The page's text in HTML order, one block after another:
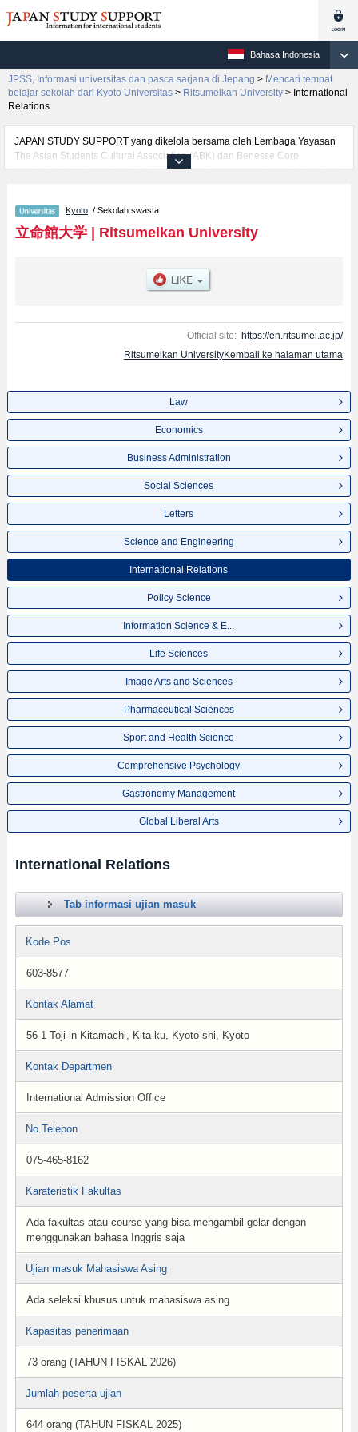
Bahasa Indonesia
JPSS, Informasi universitas dan pasca sarjana di Jepang > Mencari tempat
belajar sekolah dari Kyoto Universitas > Ritsumeikan University > International
Relations
JAPAN STUDY SUPPORT yang dikelola bersama oleh Lembaga Yayasan
The Asian Students Cultural Association (ABK) dan Benesse Corp.
menyediakan informasi sekitar 1300 universitas, pascasarjana, universitas
informasi per fakultas seperti Fakultas LawatauFakultas
EconomicsatauFakultas Business AdministrationatauFakultas Social
SciencesatauFakultas LettersatauFakultas Science and
ScienceatauFakultas Information Science & EngineeringatauFakultas Life
SciencesatauFakultas Image Arts and SciencesatauFakultas
yang berguna bagi mahasiswa(i) mancanegara seperti kuota untuk jumlah
pendaftar dan jumlah kelulusan ujian masuk mahasiswa(i) mancanegara,
Kyoto / Sekolah swasta
立命館大学| Ritsumeikan University
Official site: https://en.ritsumei.ac.jp/
Ritsumeikan UniversityKembali ke halaman utama
Law
Economics
Business Administration
Social Sciences
Letters
Science and Engineering
International Relations
Policy Science
Information Science & E...
Life Sciences
Image Arts and Sciences
Pharmaceutical Sciences
Sport and Health Science
Comprehensive Psychology
Gastronomy Management
Global Liberal Arts
International Relations
Tab informasi ujian masuk
Kode Pos
603-8577
Kontak Alamat
56-1 Toji-in Kitamachi, Kita-ku, Kyoto-shi, Kyoto
Kontak Departmen
International Admission Office
No.Telepon
075-465-8162
Karateristik Fakultas
Ada fakultas atau course yang bisa mengambil gelar dengan
menggunakan bahasa Inggris saja
Ujian masuk Mahasiswa Asing
Ada seleksi khusus untuk mahasiswa asing
Kapasitas penerimaan
73 orang (TAHUN FISKAL 2026)
Jumlah peserta ujian
644 orang (TAHUN FISKAL 2025)